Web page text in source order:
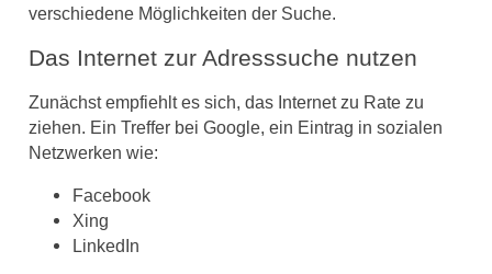
verschiedene Möglichkeiten der Suche.
Das Internet zur Adresssuche nutzen
Zunächst empfiehlt es sich, das Internet zu Rate zu
ziehen. Ein Treffer bei Google, ein Eintrag in sozialen
Netzwerken wie:
Facebook
Xing
LinkedIn